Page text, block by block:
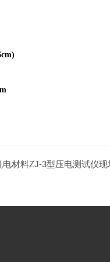
电材料ZJ-3型压电测试仪现